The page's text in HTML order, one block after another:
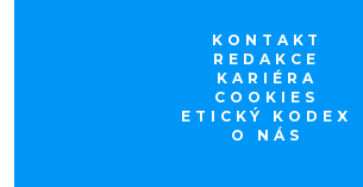
KONTAKT
REDAKCE
KARIÉRA
COOKIES
ETICKÝ KODEX
O NÁS